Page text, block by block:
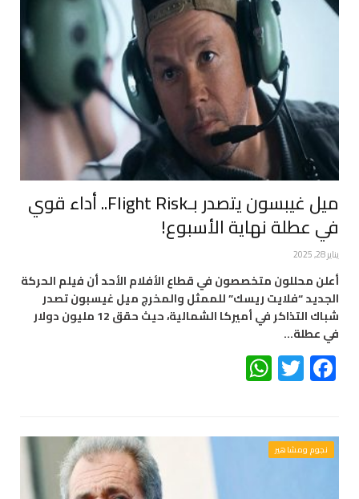
ميل غيبسون يتصدر بـFlight Risk.. أداء قوي
في عطلة نهاية الأسبوع!
يناير 28, 2025
أعلن محللون متخصصون في قطاع الأفلام الأحد أن فيلم الحركة
الجديد “فلايت ريسك” للممثل والمخرج ميل غيسبون تصدر
شباك التذاكر في أميركا الشمالية، حيث حقق 12 مليون دولار
في عطلة…
Facebook
Twitter
نجوم ومشاهير